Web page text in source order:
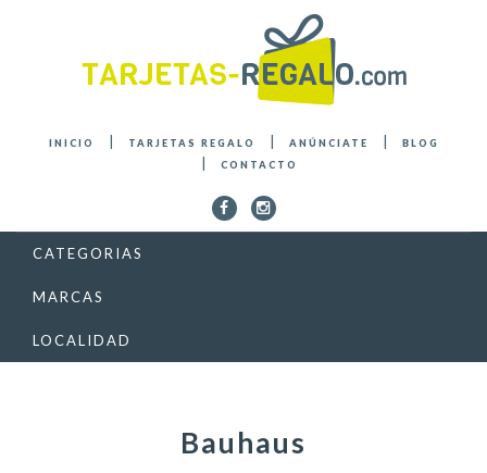
INICIO TARJETAS REGALO ANÚNCIATE
BLOG
CONTACTO
CATEGORIAS
MARCAS
LOCALIDAD
Bauhaus